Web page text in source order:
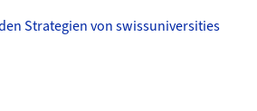
Strategien von swissuniversities